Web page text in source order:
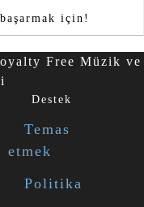
için!
Free Müzik ve
Destek
Temas
etmek
Politika